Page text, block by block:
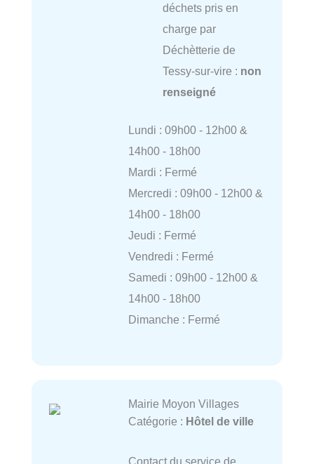
déchets pris en
charge par
Déchètterie de
Tessy-sur-vire : non
renseigné
Lundi : 09h00 - 12h00 &
14h00 - 18h00
Mardi : Fermé
Mercredi : 09h00 - 12h00 &
14h00 - 18h00
Jeudi : Fermé
Vendredi : Fermé
Samedi : 09h00 - 12h00 &
14h00 - 18h00
Dimanche : Fermé
Mairie Moyon Villages
Catégorie : Hôtel de ville
Contact du service de